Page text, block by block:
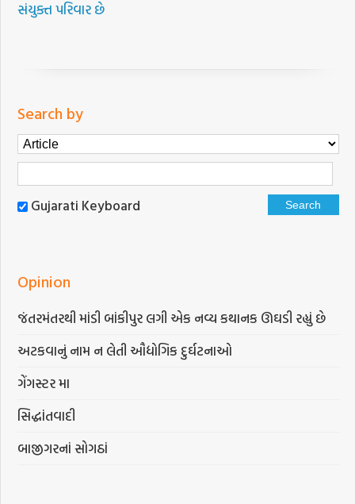
સંયુક્ત પરિવાર છે
Search by
Gujarati Keyboard
Opinion
જંતરમંતરથી માંડી બાંકીપુર લગી એક નવ્ય કથાનક ઊઘડી રહ્યું છે
અટકવાનું નામ ન લેતી ઔદ્યોગિક દુર્ઘટનાઓ
ગેંગસ્ટર મા
સિદ્ધાંતવાદી
બાજીગરનાં સોગઠાં